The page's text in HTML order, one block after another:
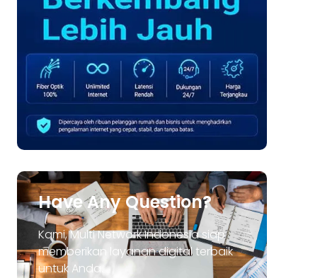
Have Any Question?
Kami, Multi Network Indonesia siap
memberikan layanan digital terbaik
untuk Anda.